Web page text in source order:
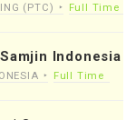
(PTC) Full Time
Indonesia
Full Time